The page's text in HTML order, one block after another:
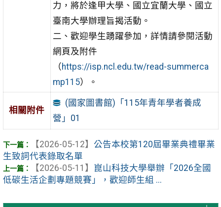
力，將於逢甲大學、國立宜蘭大學、國立
臺南大學辦理旨揭活動。
二、歡迎學生踴躍參加，詳情請參閱活動
網頁及附件
（ https://isp.ncl.edu.tw/read-summerca
mp115）。
相關附件
(國家圖書館)「115年青年學者養成
營」01
【2026-05-12】 公告本校第120屆畢業典禮畢業
生致詞代表錄取名單
【2026-05-11】
崑山科技大學舉辦「2026全國
低碳生活企劃專題競賽」，歡迎師生組 ...